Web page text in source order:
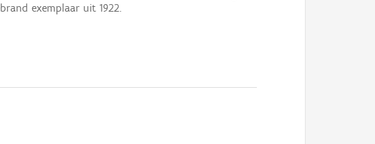
exemplaar uit 1922.